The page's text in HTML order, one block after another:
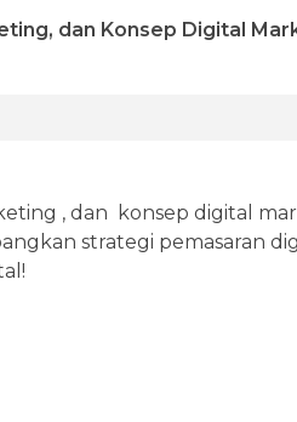
dan Konsep Digital
, dan konsep digital
strategi pemasaran